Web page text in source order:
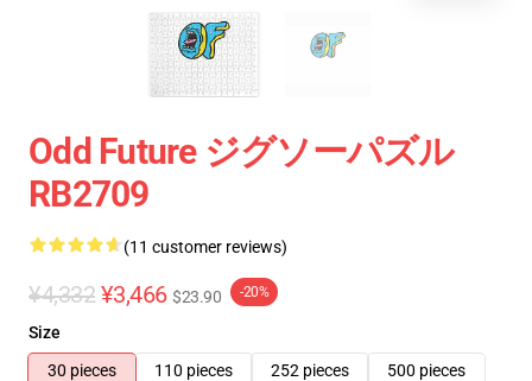
Odd Future ジグソーパズル
RB2709
(11 customer reviews)
¥4,332 ¥3,466 $23.90 -20%
Size
30 pieces
110 pieces 252 pieces
500 pieces